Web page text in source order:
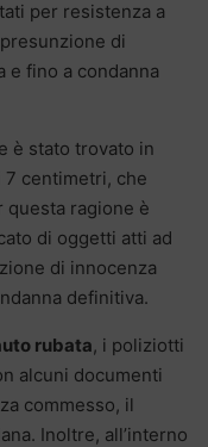
per resistenza a
di
e fino a condanna
è stato trovato in
7 centimetri, che
questa ragione è
di oggetti atti ad
di innocenza
definitiva.
rubata, i poliziotti
alcuni documenti
commesso, il
Inoltre, all’interno